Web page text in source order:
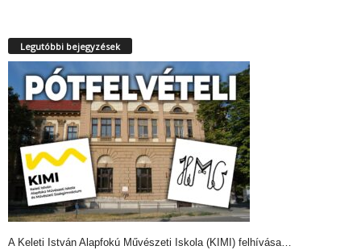
Legutóbbi bejegyzések
A Keleti István Alapfokú Művészeti Iskola (KIMI) felhívása…